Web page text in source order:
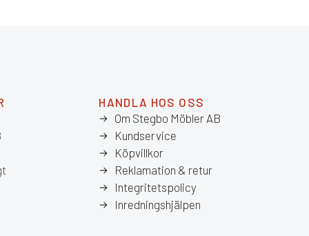
HANDLA HOS OSS
Om Stegbo Möbler AB
Kundservice
Köpvillkor
Reklamation & retur
Integritetspolicy
Inredningshjälpen